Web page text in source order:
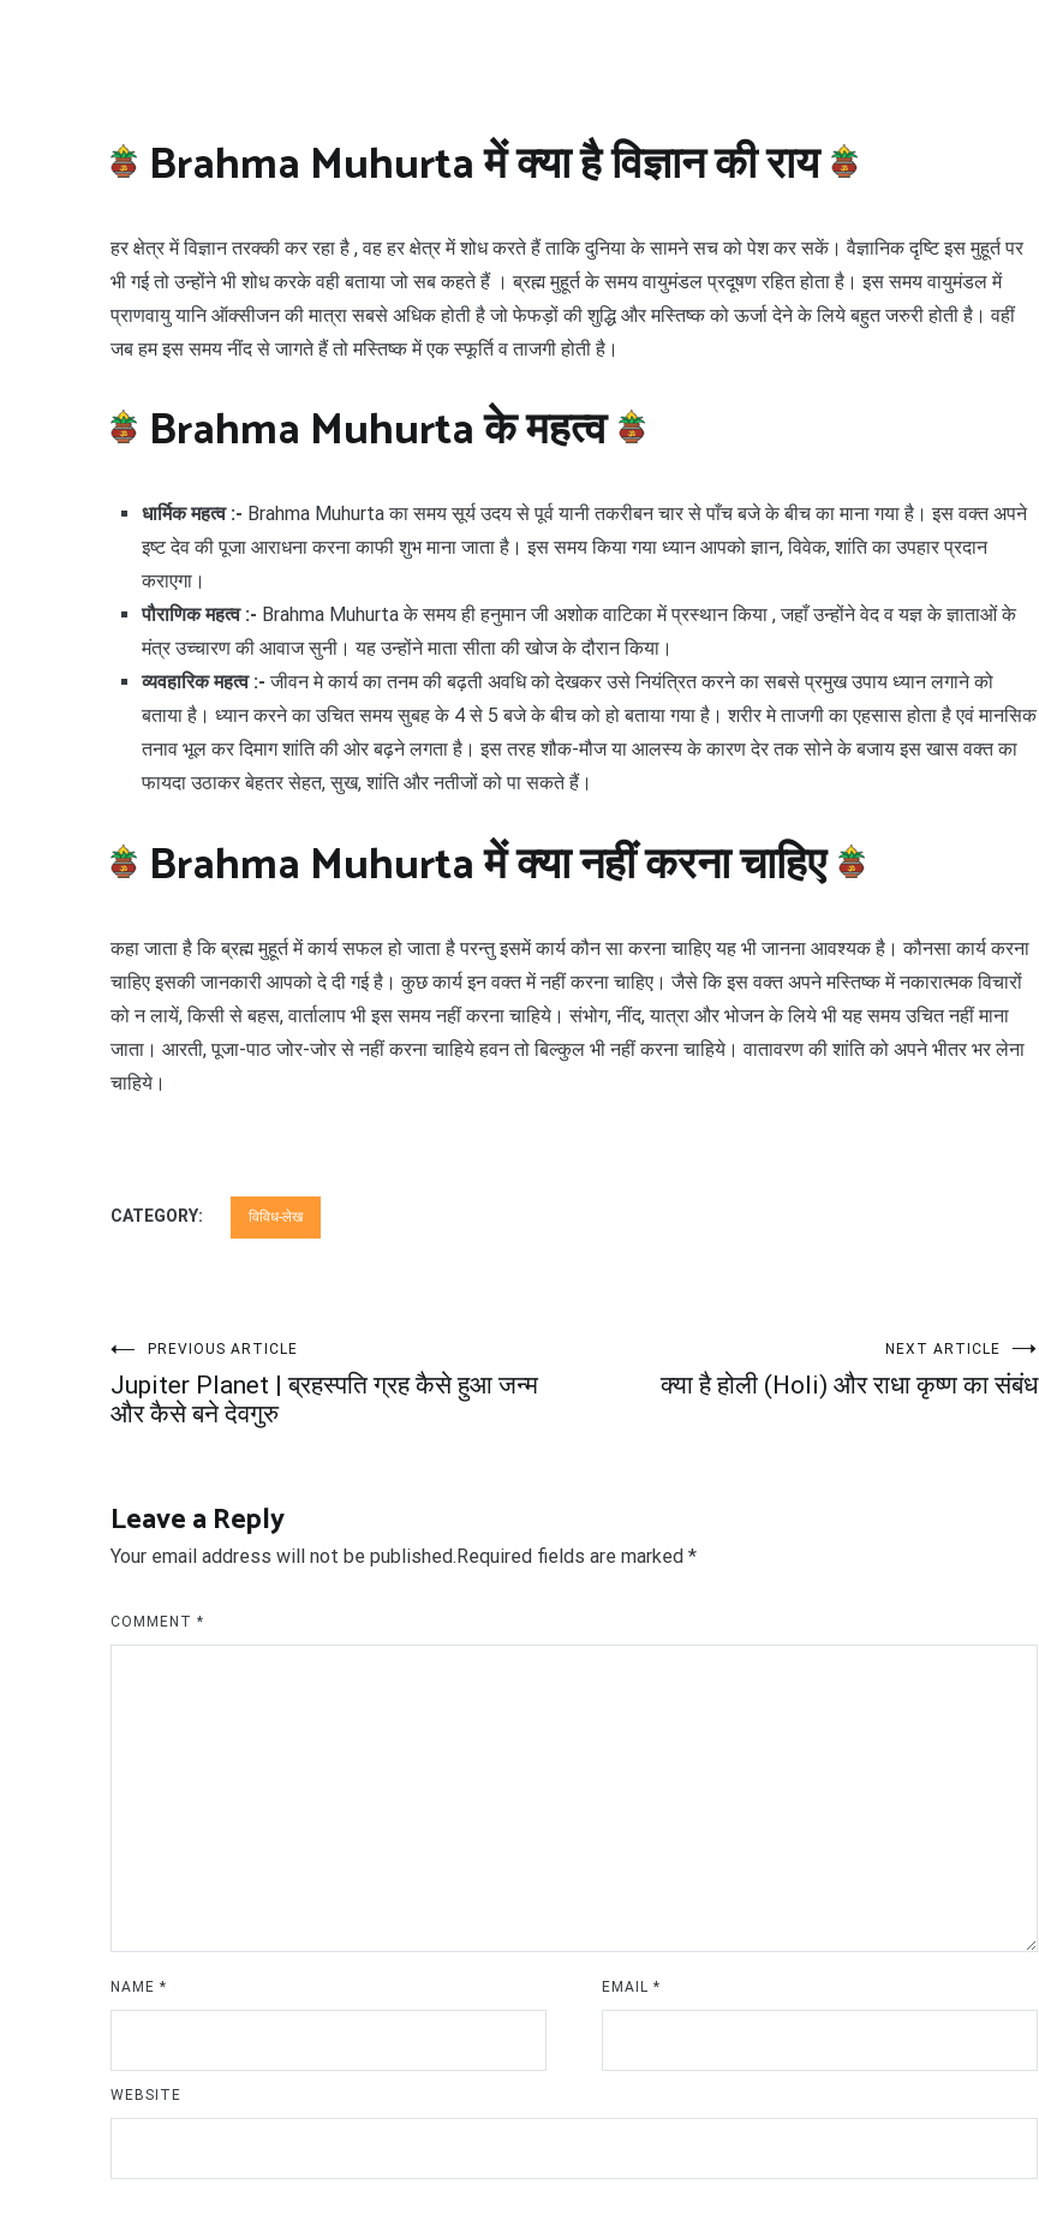
Brahma Muhurta में क्या है विज्ञान की राय
हर क्षेत्र में विज्ञान तरक्की कर रहा है , वह हर क्षेत्र में शोध करते हैं ताकि दुनिया के सामने सच को पेश कर सकें। वैज्ञानिक दृष्टि इस मुहूर्त पर
भी गई तो उन्होंने भी शोध करके वही बताया जो सब कहते हैं । ब्रह्म मुहूर्त के समय वायुमंडल प्रदूषण रहित होता है। इस समय वायुमंडल में
प्राणवायु यानि ऑक्सीजन की मात्रा सबसे अधिक होती है जो फेफड़ों की शुद्धि और मस्तिष्क को ऊर्जा देने के लिये बहुत जरुरी होती है। वहीं
जब हम इस समय नींद से जागते हैं तो मस्तिष्क में एक स्फूर्ति व ताजगी होती है।
Brahma Muhurta के महत्व
धार्मिक महत्व :- Brahma Muhurta का समय सूर्य उदय से पूर्व यानी तकरीबन चार से पाँच बजे के बीच का माना गया है। इस वक्त अपने
इष्ट देव की पूजा आराधना करना काफी शुभ माना जाता है। इस समय किया गया ध्यान आपको ज्ञान, विवेक, शांति का उपहार प्रदान
कराएगा।
पौराणिक महत्व :- Brahma Muhurta के समय ही हनुमान जी अशोक वाटिका में प्रस्थान किया , जहाँ उन्होंने वेद व यज्ञ के ज्ञाताओं के
मंत्र उच्चारण की आवाज सुनी। यह उन्होंने माता सीता की खोज के दौरान किया।
व्यवहारिक महत्व :-जीवन मे कार्य का तनम की बढ़ती अवधि को देखकर उसे नियंत्रित करने का सबसे प्रमुख उपाय ध्यान लगाने को
बताया है। ध्यान करने का उचित समय सुबह के 4 से 5 बजे के बीच को हो बताया गया है। शरीर मे ताजगी का एहसास होता है एवं मानसिक
तनाव भूल कर दिमाग शांति की ओर बढ़ने लगता है। इस तरह शौक-मौज या आलस्य के कारण देर तक सोने के बजाय इस खास वक्त का
फायदा उठाकर बेहतर सेहत, सुख, शांति और नतीजों को पा सकते हैं।
Brahma Muhurta में क्या नहीं करना चाहिए
कहा जाता है कि ब्रह्म मुहूर्त में कार्य सफल हो जाता है परन्तु इसमें कार्य कौन सा करना चाहिए यह भी जानना आवश्यक है। कौनसा कार्य करना
चाहिए इसकी जानकारी आपको दे दी गई है। कुछ कार्य इन वक्त में नहीं करना चाहिए। जैसे कि इस वक्त अपने मस्तिष्क में नकारात्मक विचारों
को न लायें, किसी से बहस, वार्तालाप भी इस समय नहीं करना चाहिये। संभोग, नींद, यात्रा और भोजन के लिये भी यह समय उचित नहीं माना
जाता। आरती, पूजा-पाठ जोर-जोर से नहीं करना चाहिये हवन तो बिल्कुल भी नहीं करना चाहिये। वातावरण की शांति को अपने भीतर भर लेना
चाहिये।
CATEGORY: विविध-लेख
Post
navigation
PREVIOUS ARTICLE
Jupiter Planet | ब्रहस्पति ग्रह कैसे हुआ जन्म
और कैसे बने देवगुरु
NEXT ARTICLE
क्या है होली (Holi) और राधा कृष्ण का संबंध
Leave a Reply
Your email address will not be published.Required fields are marked *
COMMENT *
NAME * EMAIL*
WEBSITE